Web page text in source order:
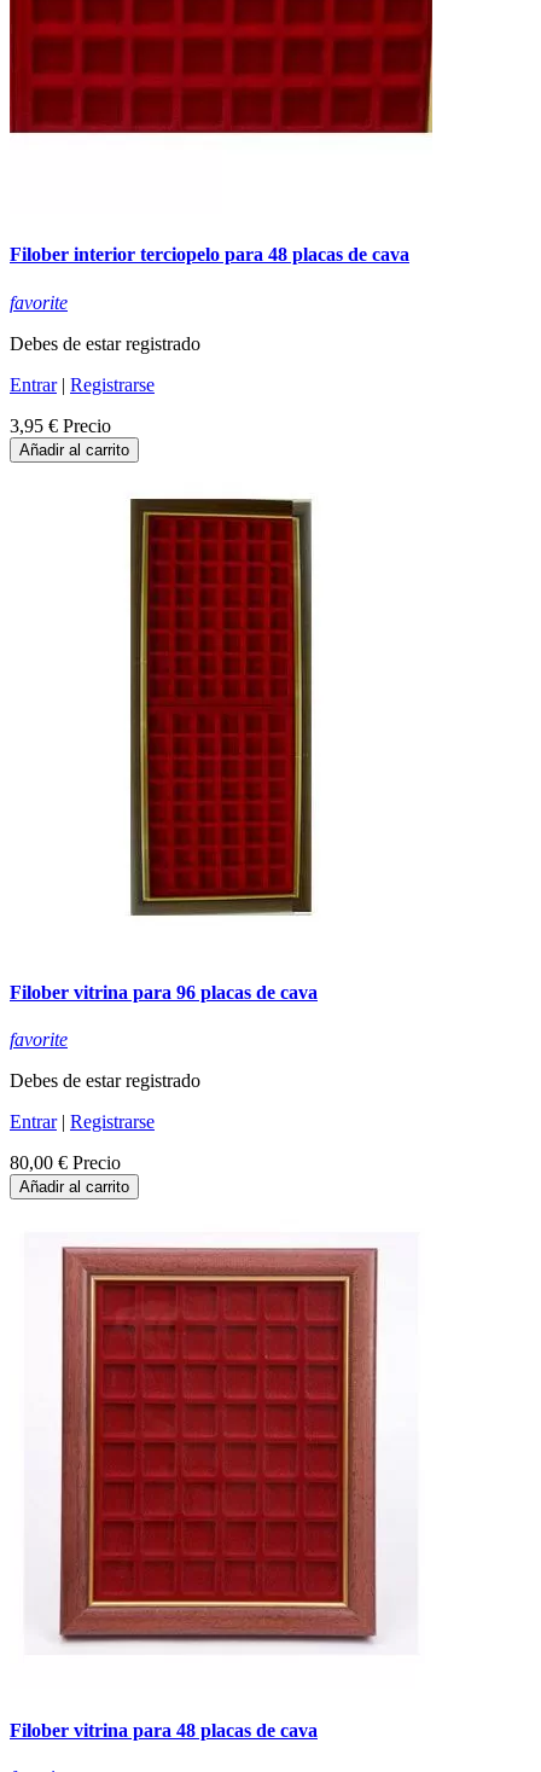
Filober interior terciopelo para 48 placas de cava
favorite
Debes de estar registrado
Entrar| Registrarse
3,95 € Precio
Añadir al carrito
Filober vitrina para 96 placas de cava
favorite
Debes de estar registrado
Entrar| Registrarse
80,00 € Precio
Añadir al carrito
Filober vitrina para 48 placas de cava